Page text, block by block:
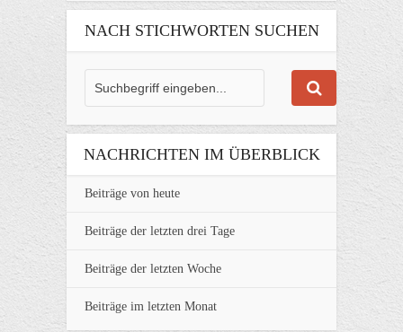
NACH STICHWORTEN SUCHEN
NACHRICHTEN IM ÜBERBLICK
Beiträge von heute
Beiträge der letzten drei Tage
Beiträge der letzten Woche
Beiträge im letzten Monat